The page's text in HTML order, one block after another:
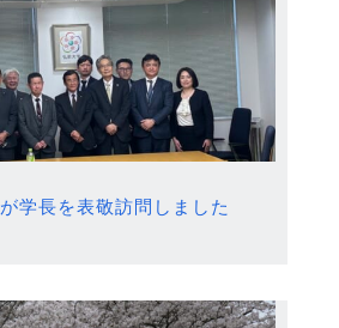
学長を表敬訪問しました